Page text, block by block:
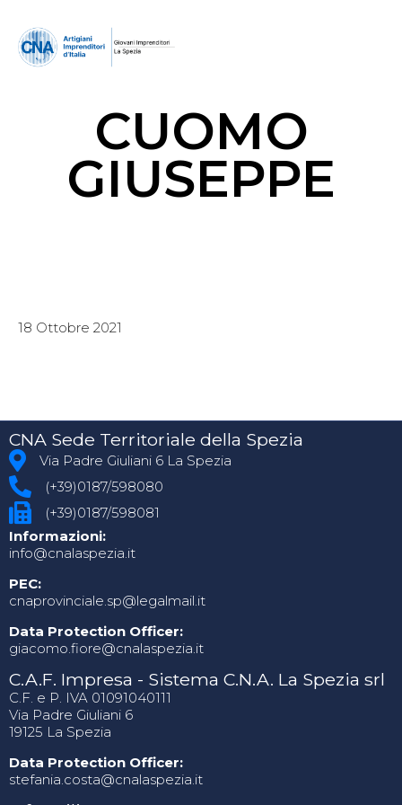
CUOMO
GIUSEPPE
18 Ottobre 2021
CNA Sede Territoriale della Spezia
Via Padre Giuliani 6 La Spezia
(+39)0187/598080
(+39)0187/598081
Informazioni:
info@cnalaspezia.it
PEC:
cnaprovinciale.sp@legalmail.it
Data Protection Officer:
giacomo.fiore@cnalaspezia.it
C.A.F. Impresa - Sistema C.N.A. La Spezia srl
C.F. e P. IVA 01091040111
Via Padre Giuliani 6
19125 La Spezia
Data Protection Officer:
stefania.costa@cnalaspezia.it